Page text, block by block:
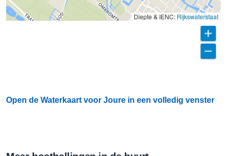
Diepte & IENC: Rijkswaterstaat
Open de Waterkaart voor Joure in een volledig venster